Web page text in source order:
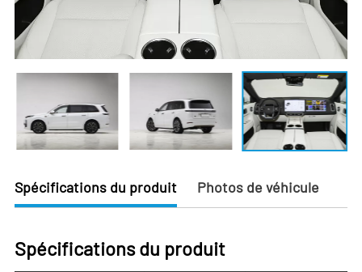
Spécifications du produit Photos de véhicule
Spécifications du produit